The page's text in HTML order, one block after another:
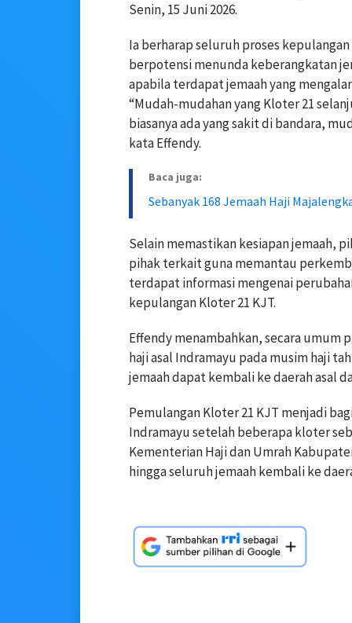
Senin, 15 Juni 2026.
Ia berharap seluruh proses
berpotensi menunda keberangkatan
apabila terdapat jemaah yang
“Mudah-mudahan yang Kloter 21
biasanya ada yang sakit di bandara,
kata Effendy.
Baca juga:
Sebanyak 168 Jemaah Haji
Selain memastikan kesiapan jemaah,
pihak terkait guna memantau
terdapat informasi mengenai
kepulangan Kloter 21 KJT.
Effendy menambahkan, secara umum
haji asal Indramayu pada musim haji
jemaah dapat kembali ke daerah asal
Pemulangan Kloter 21 KJT menjadi
Indramayu setelah beberapa kloter
Kementerian Haji dan Umrah
hingga seluruh jemaah kembali ke